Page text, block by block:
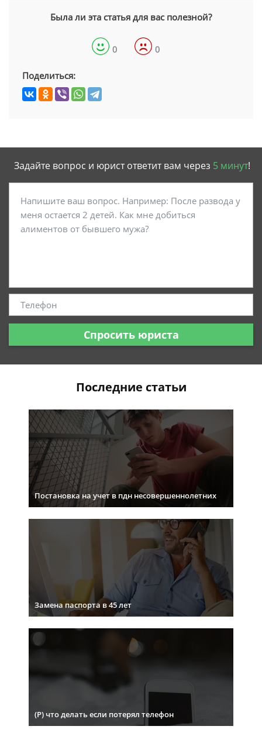
Была ли эта статья для вас полезной?
0 0
Поделиться:
Задайте вопрос и юрист ответит вам через 5 минут!
Спросить юриста
Последние статьи
Постановка на учет в пдн несовершеннолетних
Замена паспорта в 45 лет
(Р) что делать если потерял телефон